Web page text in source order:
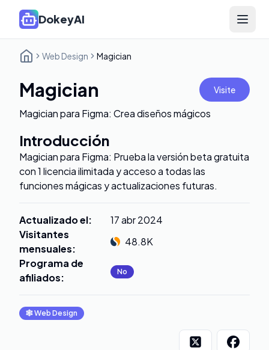
DokeyAI Open
Web Design Magician
Magician Visite
Magician para Figma: Crea diseños mágicos
Introducción
Magician para Figma: Prueba la versión beta gratuita
con 1 licencia ilimitada y acceso a todas las
funciones mágicas y actualizaciones futuras.
Actualizado el:
17 abr 2024
Visitantes
mensuales:
48.8K
Programa de
afiliados: No
🕸Web Design